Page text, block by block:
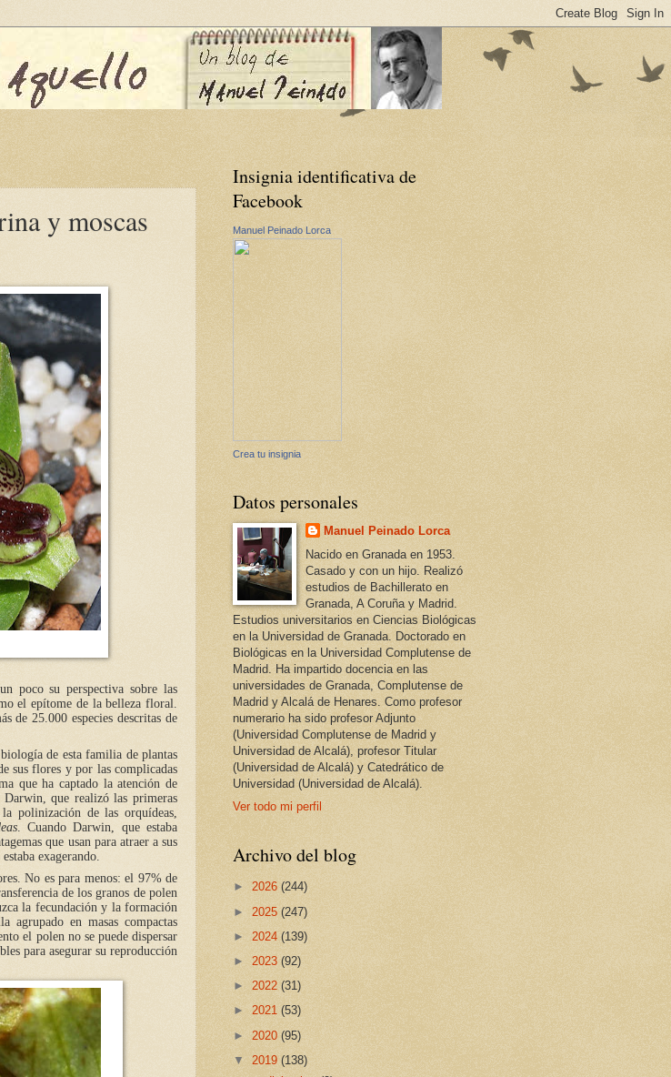
y moscas
poco su perspectiva sobre las
el epítome de la belleza floral.
de 25.000 especies descritas de
de esta familia de plantas
sus flores y por las complicadas
que ha captado la atención de
que realizó las primeras
polinización de las orquídeas,
. Cuando Darwin, que estaba
que usan para atraer a sus
exagerando.
No es para menos: el 97% de
de los granos de polen
la fecundación y la formación
en masas compactas
el polen no se puede dispersar
para asegurar su reproducción
Insignia identificativa de
Facebook
Manuel Peinado Lorca
Crea tu insignia
Datos personales
Manuel Peinado Lorca
Nacido en Granada en 1953.
Casado y con un hijo. Realizó
estudios de Bachillerato en
Granada, A Coruña y Madrid.
Estudios universitarios en Ciencias Biológicas
en la Universidad de Granada. Doctorado en
Biológicas en la Universidad Complutense de
Madrid. Ha impartido docencia en las
universidades de Granada, Complutense de
Madrid y Alcalá de Henares. Como profesor
numerario ha sido profesor Adjunto
(Universidad Complutense de Madrid y
Universidad de Alcalá), profesor Titular
(Universidad de Alcalá) y Catedrático de
Universidad (Universidad de Alcalá).
Ver todo mi perfil
Archivo del blog
► 2026 (244)
► 2025 (247)
► 2024 (139)
► 2023 (92)
► 2022 (31)
► 2021 (53)
► 2020 (95)
▼ 2019 (138)